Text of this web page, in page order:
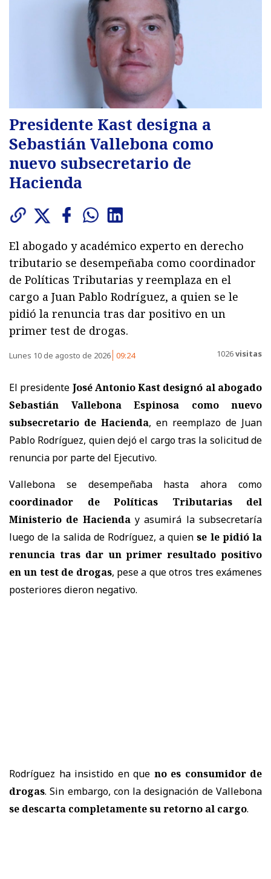
Presidente Kast designa a
Sebastián Vallebona como
nuevo subsecretario de
Hacienda
El abogado y académico experto en derecho
tributario se desempeñaba como coordinador
de Políticas Tributarias y reemplaza en el
cargo a Juan Pablo Rodríguez, a quien se le
pidió la renuncia tras dar positivo en un
primer test de drogas.
Lunes 10 de agosto de 2026 09:24 1026visitas
El presidente José Antonio Kast designó al abogado
Sebastián Vallebona Espinosa como nuevo
subsecretario de Hacienda, en reemplazo de Juan
Pablo Rodríguez, quien dejó el cargo tras la solicitud de
renuncia por parte del Ejecutivo.
Vallebona se desempeñaba hasta ahora como
coordinador de Políticas Tributarias del
Ministerio de Hacienday asumirá la subsecretaría
luego de la salida de Rodríguez, a quiense le pidió la
renuncia tras dar un primer resultado positivo
en un test de drogas, pese a que otros tres exámenes
posteriores dieron negativo.
Rodríguez ha insistido en que no es consumidor de
drogas. Sin embargo, con la designación de Vallebona
se descarta completamente su retorno al cargo.